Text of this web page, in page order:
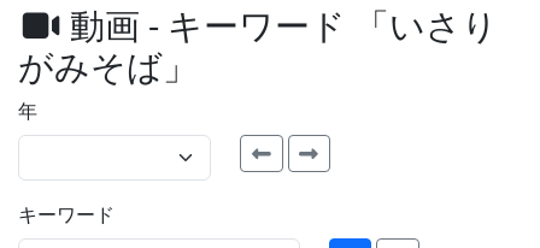
動画 - キーワード 「いさり
がみそば」
年
キーワード